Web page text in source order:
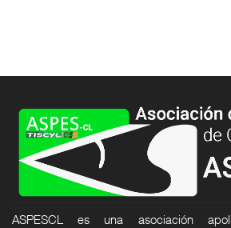
ASPESCL es una asociación